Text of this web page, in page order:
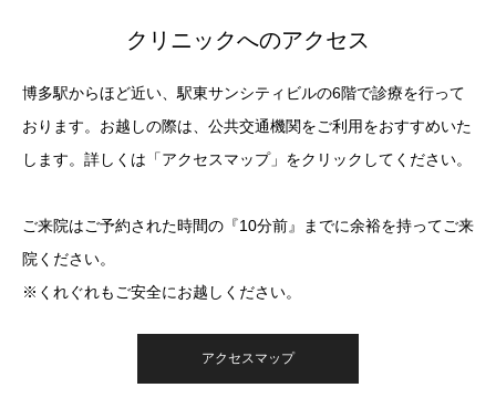
クリニックへのアクセス
博多駅からほど近い、駅東サンシティビルの6階で診療を行って
おります。お越しの際は、公共交通機関をご利用をおすすめいた
します。詳しくは「アクセスマップ」をクリックしてください。
ご来院はご予約された時間の『10分前』までに余裕を持ってご来
院ください。
※くれぐれもご安全にお越しください。
アクセスマップ